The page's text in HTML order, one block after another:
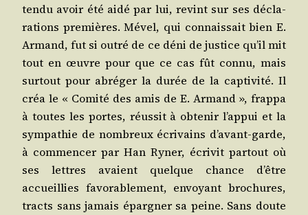
ten­du avoir été aidé par lui, revint sur ses décla­
ra­tions pre­mières. Mével, qui connais­sait bien E.
Armand, fut si outré de ce déni de jus­tice qu’il mit
tout en œuvre pour que ce cas fût connu, mais
sur­tout pour abré­ger la durée de la cap­ti­vi­té. Il
créa le « Comi­té des amis de E. Armand », frap­pa
à toutes les portes, réus­sit à obte­nir l’ap­pui et la
sym­pa­thie de nom­breux écri­vains d’a­vant-garde,
à com­men­cer par Han Ryner, écri­vit par­tout où
ses lettres avaient quelque chance d’être
accueillies favo­ra­ble­ment, envoyant bro­chures,
tracts sans jamais épar­gner sa peine. Sans doute